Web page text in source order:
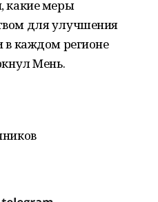
какие меры
для улучшения
в каждом регионе
Мень.